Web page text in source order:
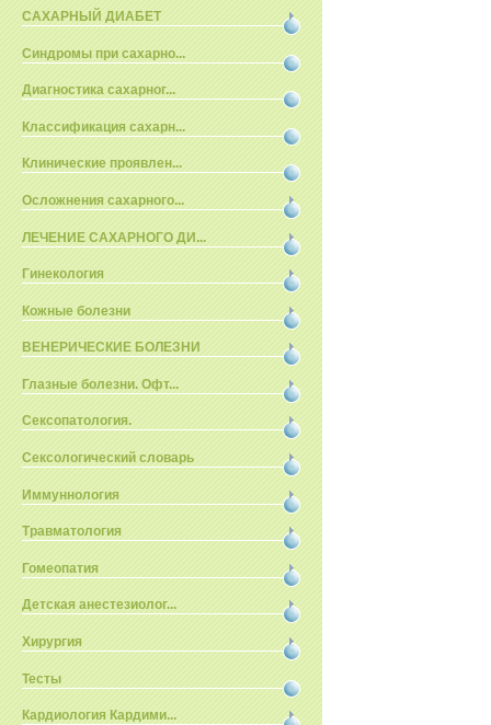
САХАРНЫЙ ДИАБЕТ
Синдромы при сахарно...
Диагностика сахарног...
Классификация сахарн...
Клинические проявлен...
Осложнения сахарного...
ЛЕЧЕНИЕ САХАРНОГО ДИ...
Гинекология
Кожные болезни
ВЕНЕРИЧЕСКИЕ БОЛЕЗНИ
Глазные болезни. Офт...
Сексопатология.
Сексологический словарь
Иммуннология
Травматология
Гомеопатия
Детская анестезиолог...
Хирургия
Тесты
Кардиология Кардими...